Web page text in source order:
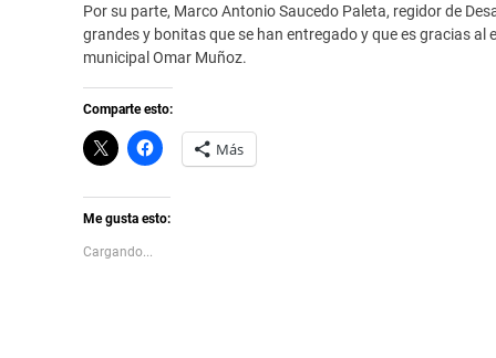
Por su parte, Marco Antonio Saucedo Paleta, regidor de
grandes y bonitas que se han entregado y que es gracias
municipal Omar Muñoz.
Comparte esto:
C
l
k
t
o
s
h
H
a
l
i
Más
Me gusta esto:
Cargando...